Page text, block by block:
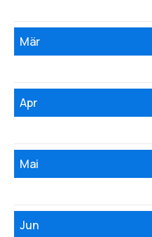
Mär
Apr
Mai
Jun